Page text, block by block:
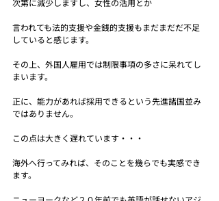
次第に減少しますし、女性の活用とか
言われても法的支援や金銭的支援もまだまだだ不足
していると感じます。
その上、外国人雇用では制限事項の多さに呆れてし
まいます。
正に、能力があれば採用できるという先進諸国並み
ではありません。
この点は大きく遅れています・・・
海外へ行ってみれば、そのことを幾らでも実感でき
ます。